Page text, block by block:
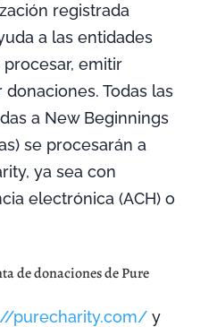
registrada
a las entidades
emitir
Todas las
a New Beginnings
se procesarán a
ya sea con
electrónica (ACH) o
de donaciones de Pure
purecharity.com/y